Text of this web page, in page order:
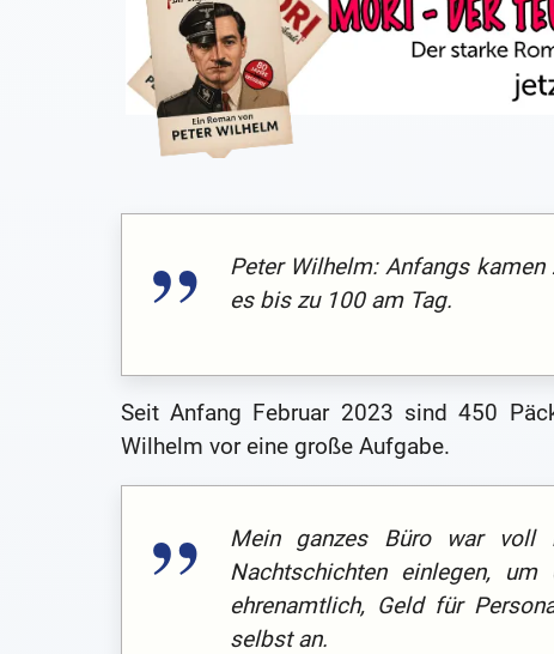
Peter Wilhelm: Anfangs
es bis zu 100 am Tag.
Seit Anfang Februar 2023 sind 450
Wilhelm vor eine große Aufgabe.
Mein ganzes Büro war voll
Nachtschichten einlegen,
ehrenamtlich, Geld für
selbst an.